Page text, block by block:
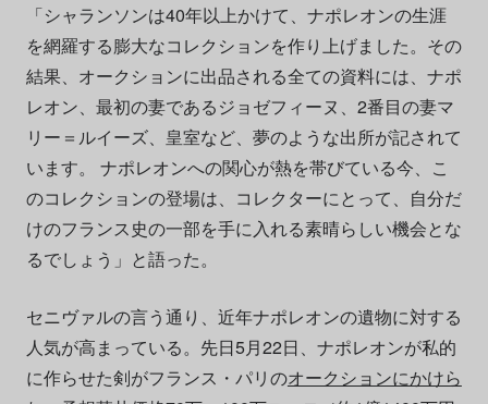
「シャランソンは40年以上かけて、ナポレオンの生涯
を網羅する膨大なコレクションを作り上げました。その
結果、オークションに出品される全ての資料には、ナポ
レオン、最初の妻であるジョゼフィーヌ、2番目の妻マ
リー＝ルイーズ、皇室など、夢のような出所が記されて
います。 ナポレオンへの関心が熱を帯びている今、こ
のコレクションの登場は、コレクターにとって、自分だ
けのフランス史の一部を手に入れる素晴らしい機会とな
るでしょう」と語った。
セニヴァルの言う通り、近年ナポレオンの遺物に対する
人気が高まっている。先日5月22日、ナポレオンが私的
に作らせた剣がフランス・パリのオークションにかけら